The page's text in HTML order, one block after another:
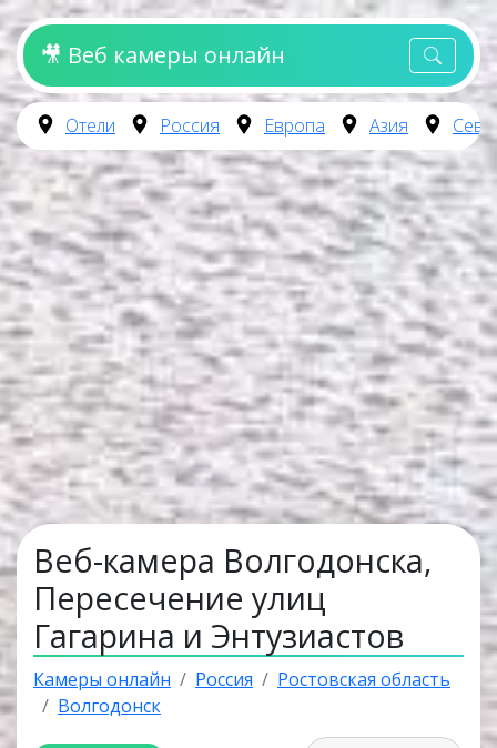
🎥 Веб камеры онлайн
Отели Россия Европа Азия
Веб-камера Волгодонска,
Пересечение улиц
Гагарина и Энтузиастов
Камеры онлайн Россия
Ростовская область
Волгодонск